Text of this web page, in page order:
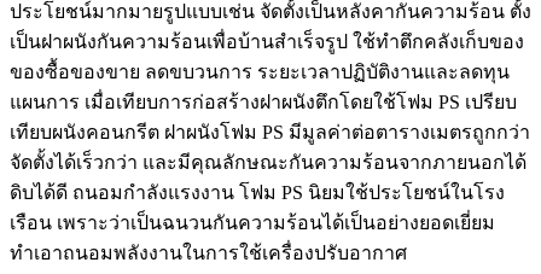
ประโยชน์มากมายรูปแบบเช่น จัดตั้งเป็นหลังคากันความร้อน ตั้ง
เป็นฝาผนังกันความร้อนเพื่อบ้านสำเร็จรูป ใช้ทำตึกคลังเก็บของ
ของซื้อของขาย ลดขบวนการ ระยะเวลาปฏิบัติงานและลดทุน
แผนการ เมื่อเทียบการก่อสร้างฝาผนังตึกโดยใช้โฟม PS เปรียบ
เทียบผนังคอนกรีต ฝาผนังโฟม PS มีมูลค่าต่อตารางเมตรถูกกว่า
จัดตั้งได้เร็วกว่า และมีคุณลักษณะกันความร้อนจากภายนอกได้
ดิบได้ดี ถนอมกำลังแรงงาน โฟม PS นิยมใช้ประโยชน์ในโรง
เรือน เพราะว่าเป็นฉนวนกันความร้อนได้เป็นอย่างยอดเยี่ยม
ทำเอาถนอมพลังงานในการใช้เครื่องปรับอากาศ